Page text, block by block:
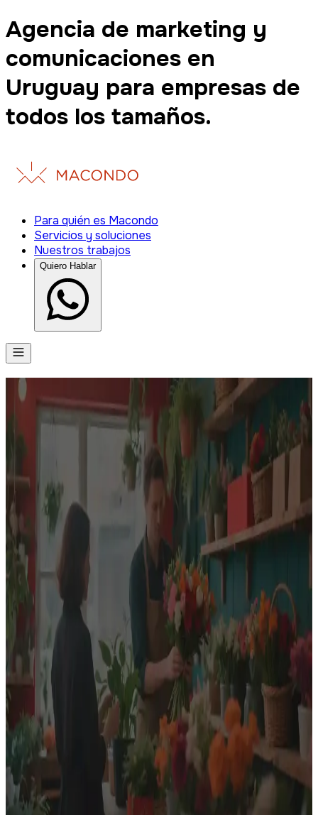
Agencia de marketing y
comunicaciones en
Uruguay para empresas de
todos los tamaños.
Para quién es Macondo
Servicios y soluciones
Nuestros trabajos
Quiero Hablar
MARKETING Y COMUNICACIÓN
No importa el tamañode tu emprendimiento.
No existen negocios grandes o pequeños. Todos
merecen tener acceso a una agencia de marketing y
comunicación.
Me gusta, quiero hablar
MARKETING Y COMUNICACIÓN
Importa la experiencia
15 años trabajando en el mercado de los pequeños
emprendimientos en Brasil y Uruguay permiten a Macondo
entregar valor a un precio razonable.
Me gusta, quiero hablar
MARKETING Y COMUNICACIÓN
Acá tenés lo que más importa
Servicios sin contrato, con la solución justa, sin pagos
recurrentes, precios razonables y posibilidad de pago en
cuotas.